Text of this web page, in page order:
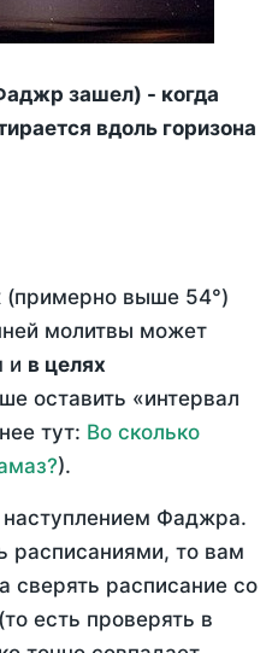
зашел) - когда
вдоль горизона
(примерно выше 54°)
молитвы может
и в целях
оставить «интервал
тут: Во сколько
).
наступлением Фаджра.
расписаниями, то вам
сверять расписание со
есть проверять в